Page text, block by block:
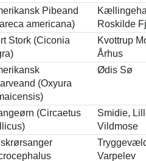
Pibeand
americana)
Roskilde
Stork (Ciconia
Kvottrup
Århus
(Oxyura
Ødis Sø
(Circaetus
Smidie,
Vildmose
Varpelev